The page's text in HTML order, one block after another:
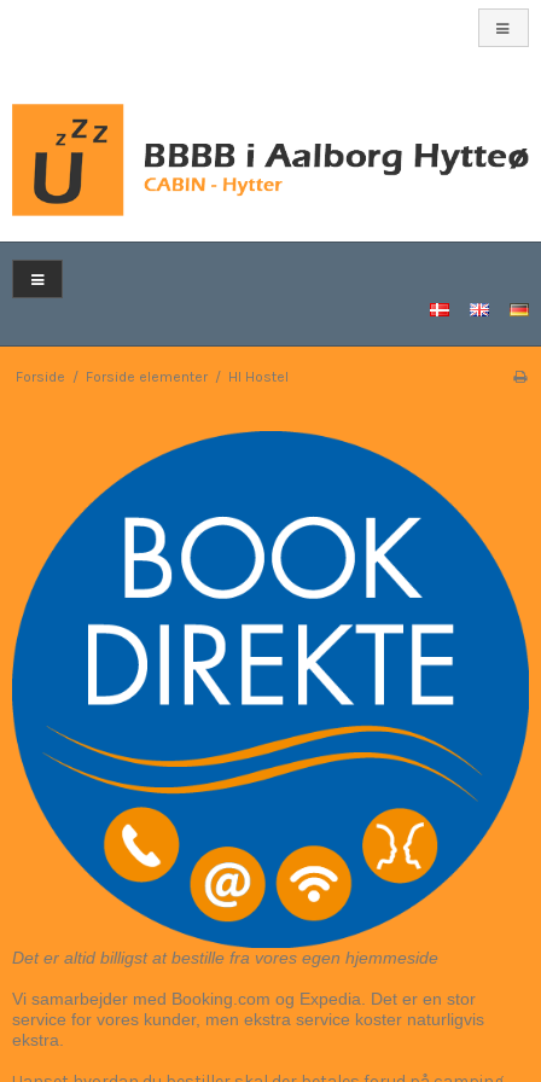
Forside / Forside elementer / HI Hostel
Det er altid billigst at bestille fra vores egen hjemmeside
Vi samarbejder med Booking.com og Expedia. Det er en stor
service for vores kunder, men ekstra service koster naturligvis
ekstra.